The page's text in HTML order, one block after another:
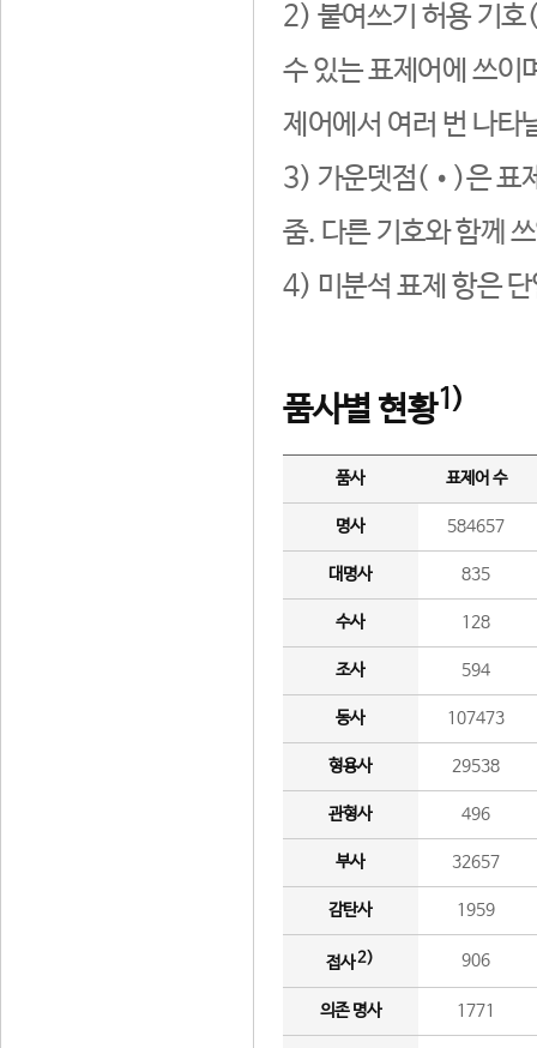
2) 붙여쓰기 허용 기호
수 있는 표제어에 쓰이
제어에서 여러 번 나타
3) 가운뎃점(•)은 표
줌. 다른 기호와 함께
4) 미분석 표제 항은
품사별 현황1)
품사 표제어 수
명사 584657
대명사 835
수사 128
조사 594
동사 107473
형용사 29538
관형사 496
부사 32657
감탄사 1959
접사2) 906
의존 명사 1771